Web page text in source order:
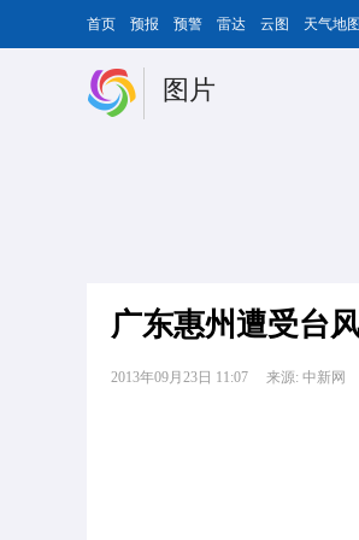
首页 预报 预警 雷达 云图 天气地图
图片
广东惠州遭受台
2013年09月23日 11:07 来源: 中新网